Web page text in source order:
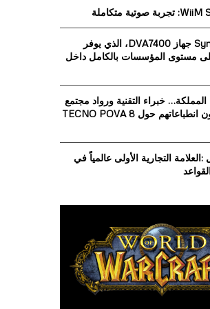
أطلقت Synology جهاز DVA7400، الذي يوفر
مستوى المؤسسات بالكامل داخل
خبراء التقنية ورواد مجتمع
الألعاب يشاركون انطباعاتهم حول TECNO POVA 8
التجارية الأولى عالمياً في